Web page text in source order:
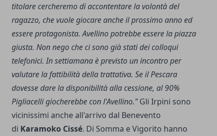
titolare cercheremo di accontentare la volontà del
ragazzo, che vuole giocare anche il prossimo anno ed
essere protagonista. Avellino potrebbe essere la piazza
giusta. Non nego che ci sono già stati dei colloqui
telefonici. In settiamana è previsto un incontro per
valutare la fattibilità della trattativa. Se il Pescara
dovesse dare la disponibilità alla cessione, al 90%
Pigliacelli giocherebbe con l'Avellino."Gli Irpini sono
vicinissimi anche all'arrivo dal Benevento
di Karamoko Cissé. Di Somma e Vigorito hanno